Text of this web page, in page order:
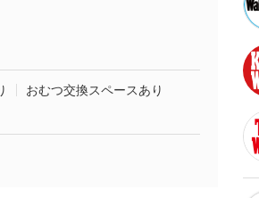
おむつ交換スペースあり